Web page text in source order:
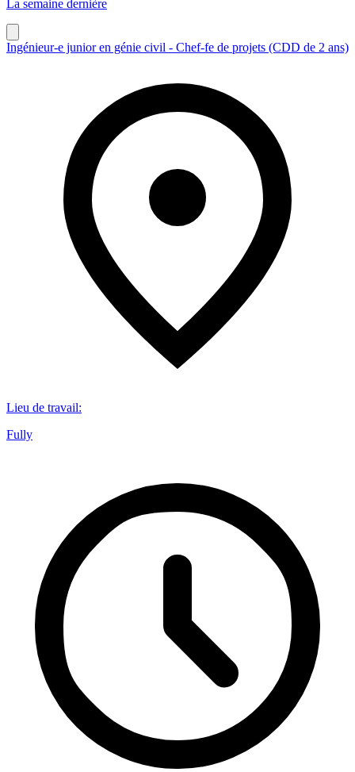
La semaine dernière
Ingénieur-e junior en génie civil - Chef-fe de projets (CDD de 2 ans)
Lieu de travail:
Fully